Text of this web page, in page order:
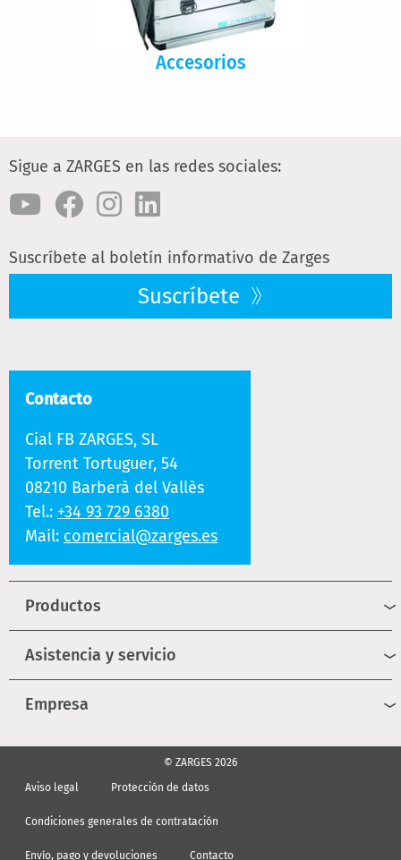
Accesorios
Sigue a ZARGES en las redes sociales:
Suscríbete al boletín informativo de Zarges
Suscríbete
Contacto
Cial FB ZARGES, SL
Torrent Tortuguer, 54
08210 Barberà del Vallès
Tel.: +34 93 729 6380
Mail: comercial@zarges.es
Productos
Asistencia y servicio
Empresa
© ZARGES 2026
Aviso legal
Protección de datos
Condiciones generales de contratación
Envío, pago y devoluciones Contacto